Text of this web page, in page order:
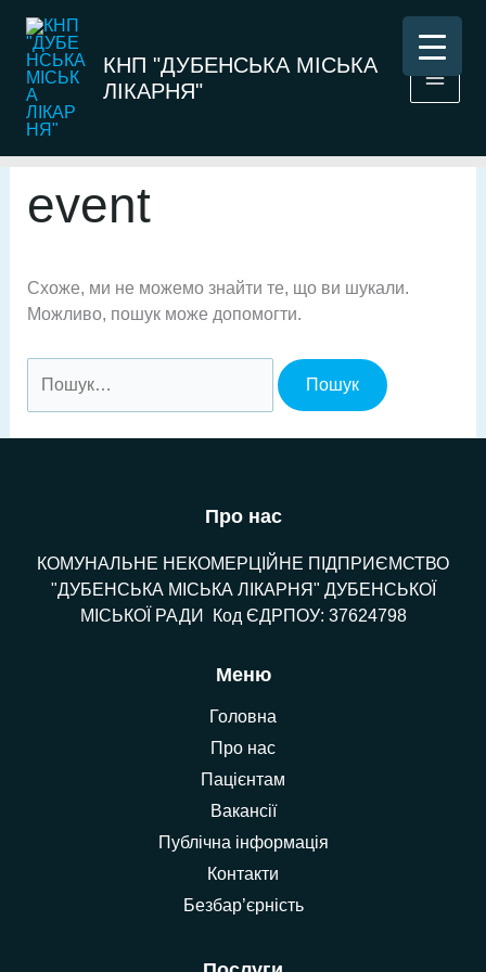
вмісту
КНП "ДУБЕНСЬКА МІСЬКА
ЛІКАРНЯ"
event
Схоже, ми не можемо знайти те, що ви шукали.
Можливо, пошук може допомогти.
Про нас
КОМУНАЛЬНЕ НЕКОМЕРЦІЙНЕ ПІДПРИЄМСТВО
"ДУБЕНСЬКА МІСЬКА ЛІКАРНЯ" ДУБЕНСЬКОЇ
МІСЬКОЇ РАДИ Код ЄДРПОУ: 37624798
Меню
Головна
Про нас
Пацієнтам
Вакансії
Публічна інформація
Контакти
Безбар’єрність